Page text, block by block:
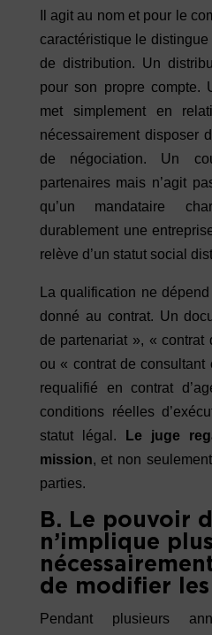
Il agit au nom et pour le
caractéristique le distingue
de distribution. Un
pour son propre compte.
met simplement en
nécessairement disposer
de négociation. Un
partenaires mais n’agit
qu’un mandataire
durablement une
relève d’un statut social
La qualification ne
donné au contrat. Un
de partenariat », « contrat
ou « contrat de consultant
requalifié en contrat
conditions réelles
statut légal.
Le juge
mission, et non
parties.
B. Le pouvoir
n’implique plus
de modifier
Pendant plusieurs